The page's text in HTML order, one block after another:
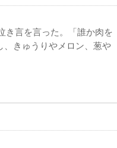
言を言った。「誰か肉を
きゅうりやメロン、葱や